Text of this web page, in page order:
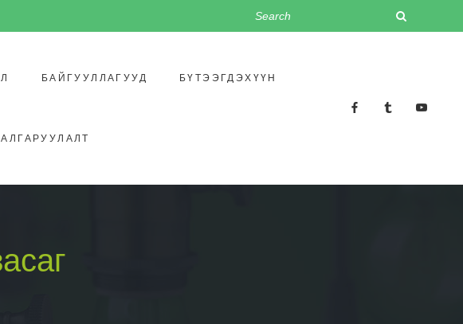
БАЙГУУЛЛАГУУД БҮТЭЭГДЭХҮҮН